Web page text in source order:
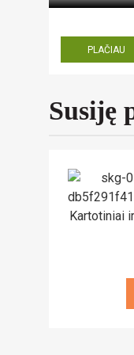
PLAČIAU
Susiję
Kartotiniai